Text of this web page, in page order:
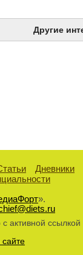
Другие
Дневники
».
активной ссылкой